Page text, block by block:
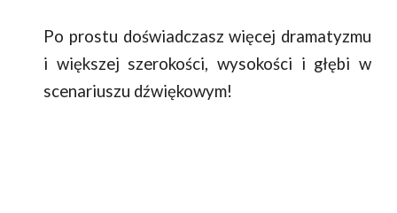
Po prostu doświadczasz więcej dramatyzmu
i większej szerokości, wysokości i głębi w
scenariuszu dźwiękowym!